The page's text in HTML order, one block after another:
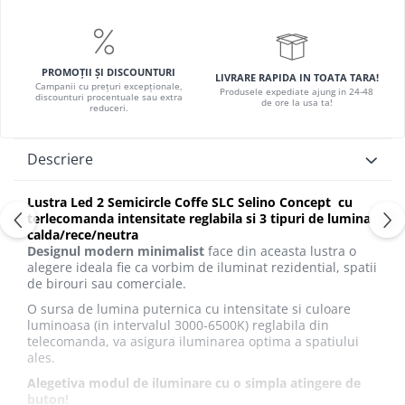
PROMOȚII ȘI DISCOUNTURI
Campanii cu prețuri excepționale,
discounturi procentuale sau extra
reduceri.
LIVRARE RAPIDA IN TOATA TARA!
Produsele expediate ajung in 24-48
de ore la usa ta!
Descriere
Lustra Led 2 Semicircle Coffe SLC Selino Concept cu
terlecomanda intensitate reglabila si 3 tipuri de lumina
calda/rece/neutra
Designul modern minimalist face din aceasta lustra o
alegere ideala fie ca vorbim de iluminat rezidential, spatii
de birouri sau comerciale.
O sursa de lumina puternica cu intensitate si culoare
luminoasa (in intervalul 3000-6500K) reglabila din
telecomanda, va asigura iluminarea optima a spatiului
ales.
Alegetiva modul de iluminare cu o simpla atingere de
buton!